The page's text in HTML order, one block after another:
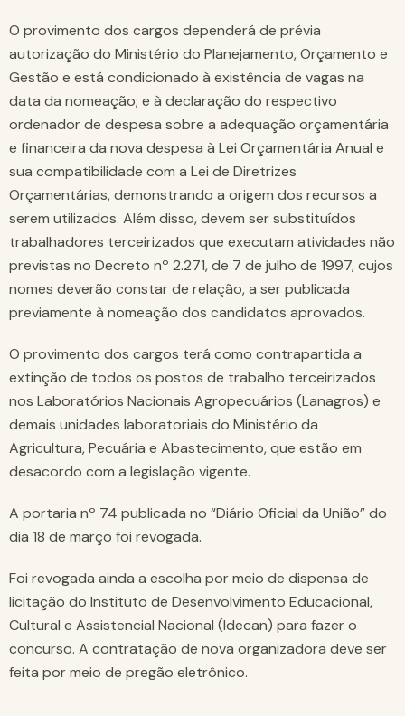
O provimento dos cargos dependerá de prévia
autorização do Ministério do Planejamento, Orçamento e
Gestão e está condicionado à existência de vagas na
data da nomeação; e à declaração do respectivo
ordenador de despesa sobre a adequação orçamentária
e financeira da nova despesa à Lei Orçamentária Anual e
sua compatibilidade com a Lei de Diretrizes
Orçamentárias, demonstrando a origem dos recursos a
serem utilizados. Além disso, devem ser substituídos
trabalhadores terceirizados que executam atividades não
previstas no Decreto nº 2.271, de 7 de julho de 1997, cujos
nomes deverão constar de relação, a ser publicada
previamente à nomeação dos candidatos aprovados.
O provimento dos cargos terá como contrapartida a
extinção de todos os postos de trabalho terceirizados
nos Laboratórios Nacionais Agropecuários (Lanagros) e
demais unidades laboratoriais do Ministério da
Agricultura, Pecuária e Abastecimento, que estão em
desacordo com a legislação vigente.
A portaria nº 74 publicada no “Diário Oficial da União” do
dia 18 de março foi revogada.
Foi revogada ainda a escolha por meio de dispensa de
licitação do Instituto de Desenvolvimento Educacional,
Cultural e Assistencial Nacional (Idecan) para fazer o
concurso. A contratação de nova organizadora deve ser
feita por meio de pregão eletrônico.